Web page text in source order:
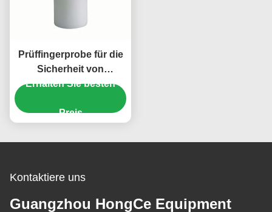
Prüffingerprobe für die
Sicherheit von
Haushaltsgeräten nach
Erhalten Sie besten
Preis
Kontaktiere uns
Guangzhou HongCe Equipment